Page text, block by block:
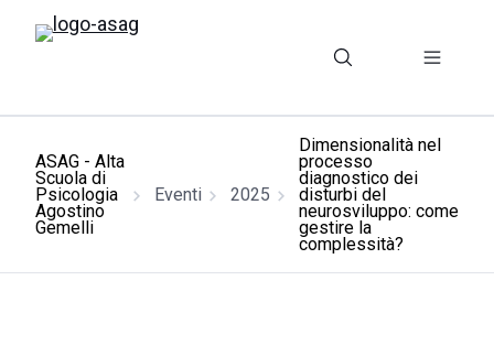
ASAG - Alta
Scuola di
Psicologia
Agostino
Gemelli
Eventi 2025
Dimensionalità nel
processo
diagnostico dei
disturbi del
neurosviluppo: come
gestire la
complessità?